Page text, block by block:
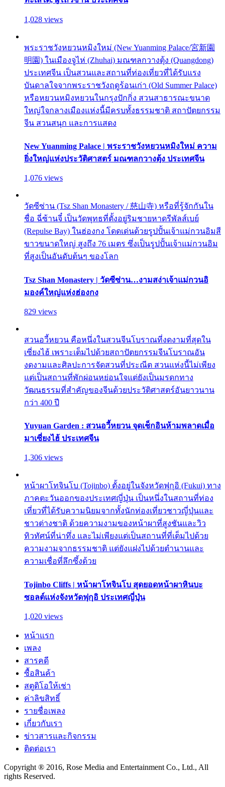
1,028 views
พระราชวังหยวนหมิงใหม่ (New Yuanming Palace/宮新園
明園) ในเมืองจูไห่ (Zhuhai) มณฑลกวางตุ้ง (Quangdong)
ประเทศจีน เป็นสวนและสถานที่ท่องเที่ยวที่ได้รับแรง
บันดาลใจจากพระราชวังฤดูร้อนเก่า (Old Summer Palace)
หรือหยวนหมิงหยวนในกรุงปักกิ่ง สวนสาธารณะขนาด
ใหญ่ใจกลางเมืองแห่งนี้มีครบทั้งธรรมชาติ สถาปัตยกรรม
จีน สวนสนุก และการแสดง
New Yuanming Palace | พระราชวังหยวนหมิงใหม่ ความ
ยิ่งใหญ่แห่งประวัติศาสตร์ มณฑลกวางตุ้ง ประเทศจีน
1,076 views
วัดซีซ่าน (Tsz Shan Monastery / 慈山寺) หรือที่รู้จักกันใน
ชื่อ ฉี่ซ้านจี๋ เป็นวัดพุทธที่ตั้งอยู่ริมชายหาดรีพัลส์เบย์
(Repulse Bay) ในฮ่องกง โดดเด่นด้วยรูปปั้นเจ้าแม่กวนอิมสี
ขาวขนาดใหญ่ สูงถึง 76 เมตร ซึ่งเป็นรูปปั้นเจ้าแม่กวนอิม
ที่สูงเป็นอันดับต้นๆ ของโลก
Tsz Shan Monastery | วัดซีซ่าน…งามสง่าเจ้าแม่กวนอิ
มองค์ใหญ่แห่งฮ่องกง
829 views
สวนอวี้หยวน คือหนึ่งในสวนจีนโบราณที่งดงามที่สุดใน
เซี่ยงไฮ้ เพราะเต็มไปด้วยสถาปัตยกรรมจีนโบราณอัน
งดงามและศิลปะการจัดสวนที่ประณีต สวนแห่งนี้ไม่เพียง
แต่เป็นสถานที่พักผ่อนหย่อนใจแต่ยังเป็นมรดกทาง
วัฒนธรรมที่สำคัญของจีนด้วยประวัติศาสตร์อันยาวนาน
กว่า 400 ปี
Yuyuan Garden : สวนอวี้หยวน จุดเช็กอินห้ามพลาดเมื่อ
มาเซี่ยงไฮ้ ประเทศจีน
1,306 views
หน้าผาโทจินโบ (Tojinbo) ตั้งอยู่ในจังหวัดฟุกุอิ (Fukui) ทาง
ภาคตะวันออกของประเทศญี่ปุ่น เป็นหนึ่งในสถานที่ท่อง
เที่ยวที่ได้รับความนิยมจากทั้งนักท่องเที่ยวชาวญี่ปุ่นและ
ชาวต่างชาติ ด้วยความงามของหน้าผาที่สูงชันและวิว
ทิวทัศน์ที่น่าทึ่ง และไม่เพียงแต่เป็นสถานที่ที่เต็มไปด้วย
ความงามจากธรรมชาติ แต่ยังแฝงไปด้วยตำนานและ
ความเชื่อที่ลึกซึ้งด้วย
Tojinbo Cliffs | หน้าผาโทจินโบ สุดยอดหน้าผาหินบะ
ซอลต์แห่งจังหวัดฟุกุอิ ประเทศญี่ปุ่น
1,020 views
หน้าแรก
เพลง
สารคดี
ซื้อสินค้า
สตูดิโอให้เช่า
ค่าลิขสิทธิ์
รายชื่อเพลง
เกี่ยวกับเรา
ข่าวสารและกิจกรรม
ติดต่อเรา
Copyright ® 2016, Rose Media and Entertainment Co., Ltd., All
rights Reserved.